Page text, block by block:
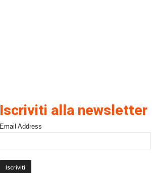
Iscriviti alla newsletter
Email Address